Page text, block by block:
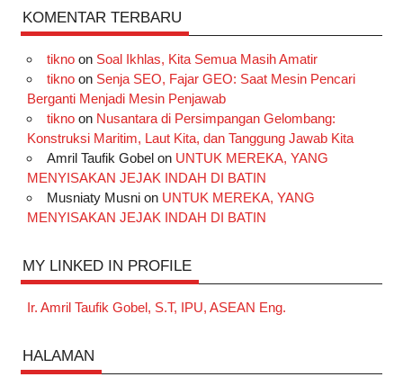
KOMENTAR TERBARU
tiknoon Soal Ikhlas, Kita Semua Masih Amatir
tiknoon Senja SEO, Fajar GEO: Saat Mesin Pencari
Berganti Menjadi Mesin Penjawab
tiknoon Nusantara di Persimpangan Gelombang:
Konstruksi Maritim, Laut Kita, dan Tanggung Jawab Kita
Amril Taufik Gobelon UNTUK MEREKA, YANG
MENYISAKAN JEJAK INDAH DI BATIN
Musniaty Musnion UNTUK MEREKA, YANG
MENYISAKAN JEJAK INDAH DI BATIN
MY LINKED IN PROFILE
Ir. Amril Taufik Gobel, S.T, IPU, ASEAN Eng.
HALAMAN